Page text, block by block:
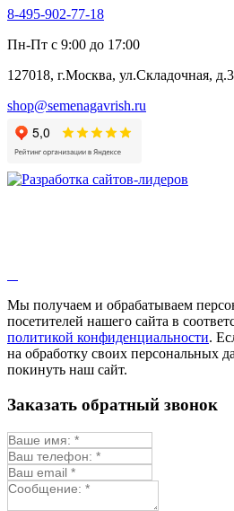
8-495-902-77-18
Пн-Пт с 9:00 до 17:00
127018, г.Москва, ул.Складочная,
shop@semenagavrish.ru
Мы получаем и обрабатываем
посетителей нашего сайта в
политикой конфиденциальности.
на обработку своих персональных
покинуть наш сайт.
Заказать обратный звонок